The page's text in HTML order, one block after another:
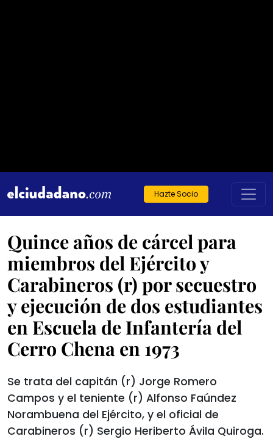
Hazte Socio
Quince años de cárcel para
miembros del Ejército y
Carabineros (r) por secuestro
y ejecución de dos estudiantes
en Escuela de Infantería del
Cerro Chena en 1973
Se trata del capitán (r) Jorge Romero
Campos y el teniente (r) Alfonso Faúndez
Norambuena del Ejército, y el oficial de
Carabineros (r) Sergio Heriberto Ávila Quiroga.